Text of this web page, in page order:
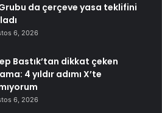
da çerçeve yasa teklifini
6, 2026
Bastık’tan dikkat çeken
4 yıldır adımı X’te
6, 2026